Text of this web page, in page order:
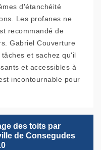
d'étanchéité
Les profanes ne
recommandé de
Gabriel Couverture
et sachez qu'il
et accessibles à
incontournable pour
des toits par
de Consegudes